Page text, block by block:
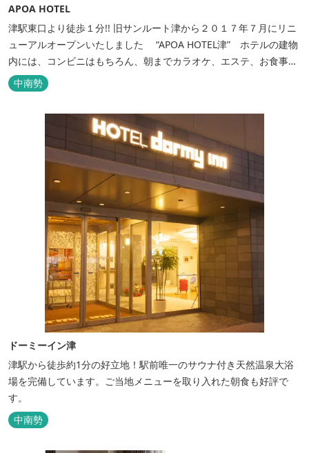
APOA HOTEL
津駅東口より徒歩１分!! 旧サンルート津から２０１７年７月にリニ
ューアルオープンいたしました “APOA HOTEL津” ホテルの建物
内には、コンビニはもちろん、朝までカラオケ、エステ、お食事も
いろいろなジャンルが楽しめます。 ホテル内施設 地下…創作料
理“舞の華” 居酒屋“風の蔵人” 居酒屋“居酒屋ならここが安いぜっ”
中南勢
ドーミーイン津
津駅から徒歩約1分の好立地！駅前唯一のサウナ付き天然温泉大浴
場を完備しています。ご当地メニューを取り入れた朝食も好評で
す。
中南勢